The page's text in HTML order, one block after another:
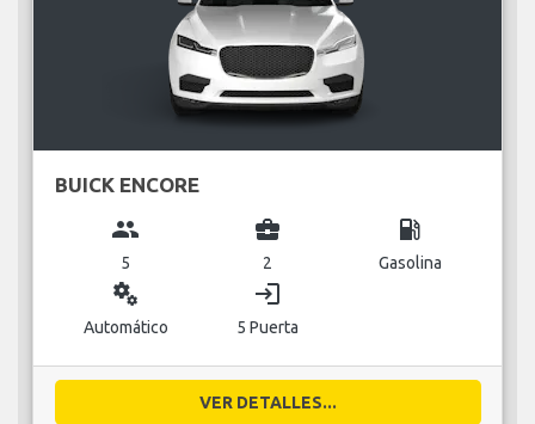
BUICK ENCORE
group
5
business_center
2
local_gas_station
Gasolina
miscellaneous_services
Automático
login
5 Puerta
VER DETALLES...